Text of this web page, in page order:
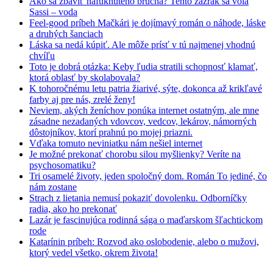
Sassi – voda
Feel-good príbeh Mačkári je dojímavý román o náhode, láske
a druhých šanciach
Láska sa nedá kúpiť. Ale môže prísť v tú najmenej vhodnú
chvíľu
Toto je dobrá otázka: Keby ľudia stratili schopnosť klamať,
ktorá oblasť by skolabovala?
K tohoročnému letu patria žiarivé, sýte, dokonca až krikľavé
farby aj pre nás, zrelé ženy!
Neviem, akých ženíchov ponúka internet ostatným, ale mne
zásadne nezadaných vdovcov, vedcov, lekárov, námorných
dôstojníkov, ktorí prahnú po mojej priazni.
Vďaka tomuto neviniatku nám nešiel internet
Je možné prekonať chorobu silou myšlienky? Veríte na
psychosomatiku?
Tri osamelé životy, jeden spoločný dom. Román To jediné, čo
nám zostane
Strach z lietania nemusí pokaziť dovolenku. Odborníčky
radia, ako ho prekonať
Lazár je fascinujúca rodinná sága o maďarskom šľachtickom
rode
Katarínin príbeh: Rozvod ako oslobodenie, alebo o mužovi,
ktorý vedel všetko, okrem života!